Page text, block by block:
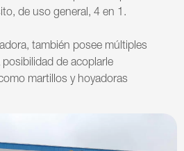
de uso general, 4 en 1.
también posee múltiples
de acoplarle
martillos y hoyadoras